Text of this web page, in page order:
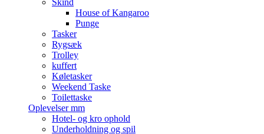
Skind
House of Kangaroo
Punge
Tasker
Rygsæk
Trolley
kuffert
Køletasker
Weekend Taske
Toilettaske
Oplevelser mm
Hotel- og kro ophold
Underholdning og spil